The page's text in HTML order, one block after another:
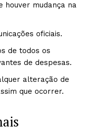
houver mudança na
oficiais.
de todos os
de despesas.
alteração de
que ocorrer.